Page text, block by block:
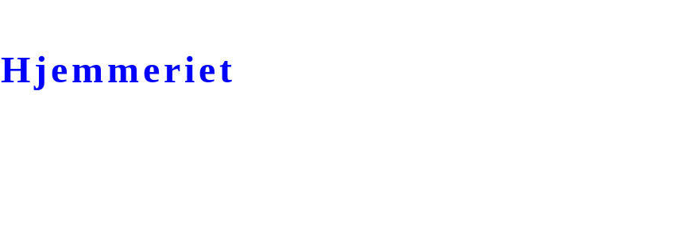
Hjemmeriet